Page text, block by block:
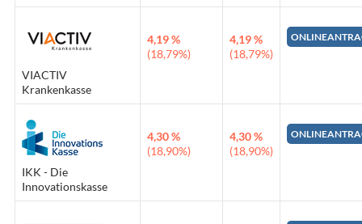
VIACTIV
Krankenkasse
4,19 %
(18,79%)
4,19 %
(18,79%)
IKK - Die
Innovationskasse
4,30 %
(18,90%)
4,30 %
(18,90%)